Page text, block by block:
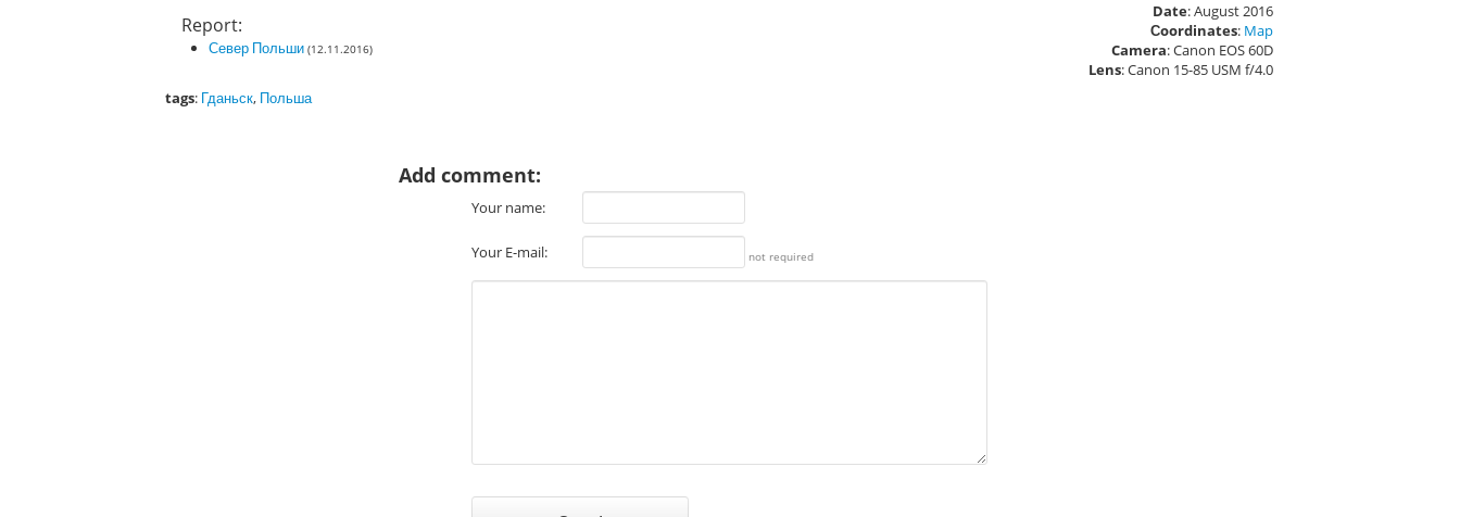
Report:
Север Польши (12.11.2016)
tags: Гданьск, Польша
Date: August 2016
Сoordinates: Map
Camera: Canon EOS 60D
Lens: Canon 15-85 USM f/4.0
Add comment:
Your name:
Your E-mail: not required